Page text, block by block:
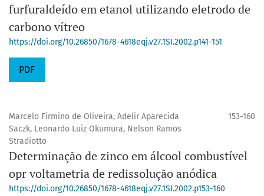
furfuraldeído em etanol utilizando eletrodo de
carbono vítreo
https://doi.org/10.26850/1678-4618eqj.v27.1SI.2002.p141-151
PDF
Marcelo Firmino de Oliveira, Adelir Aparecida
Saczk, Leonardo Luiz Okumura, Nelson Ramos
Stradiotto
153-160
Determinação de zinco em álcool combustível
opr voltametria de redissolução anódica
https://doi.org/10.26850/1678-4618eqj.v27.1SI.2002.p153-160